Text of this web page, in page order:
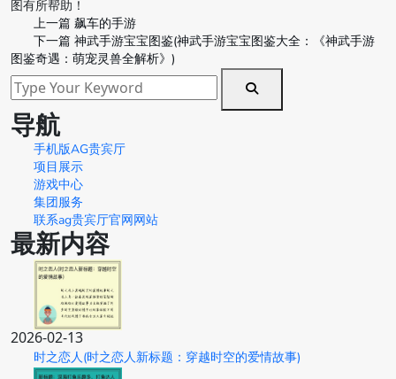
图有所帮助！
上一篇 飙车的手游
下一篇 神武手游宝宝图鉴(神武手游宝宝图鉴大全：《神武手游
图鉴奇遇：萌宠灵兽全解析》)
导航
手机版AG贵宾厅
项目展示
游戏中心
集团服务
联系ag贵宾厅官网网站
最新内容
2026-02-13
时之恋人(时之恋人新标题：穿越时空的爱情故事)